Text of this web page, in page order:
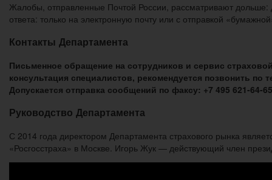
Жалобы, отправленные Почтой России, рассматривают
ответа: только на электронную почту или с отправкой
Контакты Департамента
Письменное обращение на сотрудников и сервис
консультация специалистов, рекомендуется позвонить
Допускается отправка сообщений по факсу: +7 495 621-64-
Руководство Департамента
С 2014 года директором Департамента страхового рынка
«Росгосстраха» в Москве. Игорь Жук — действующий член